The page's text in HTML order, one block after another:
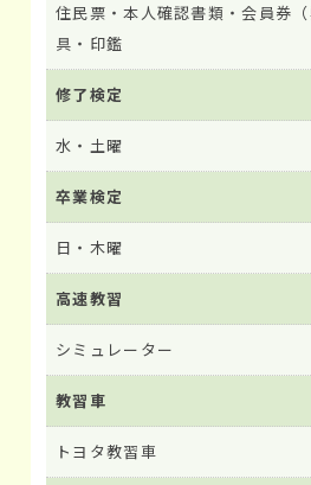
住民票・本人確認書類・会員券
具・印鑑
修了検定
水・土曜
卒業検定
日・木曜
高速教習
シミュレーター
教習車
トヨタ教習車